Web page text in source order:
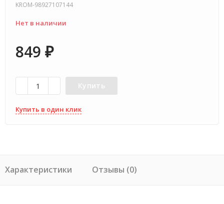
KROM-98927107144
Нет в наличии
849 ₽
Купить
Купить в один клик
Характеристики Отзывы (0)